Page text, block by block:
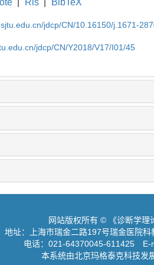
Ris BibTeX
jdcp/CN/10.16150/j.1671-
jdcp/CN/Y2018/V17/I01/45
网站版权所有 © 《诊断学理
地址：上海市瑞金二路197号瑞金医院
电话：021-64370045-611425 E-
本系统由北京玛格泰克科技发